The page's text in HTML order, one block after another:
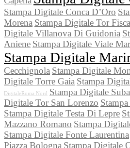
Stampa Digitale Conca D’Oro
Morena Stampa Digitale Tor
Digitale Villanova Di Guidonia
Aniene Stampa Digitale Viale
Stampa Digitale
Cecchignola Stampa Digitale
Digitale Torre Gaia Stampa
DigitaleRoma Nord
Stampa Digitale
Digitale Tor San Lorenzo
Stampa Digitale Testa Di Lepre
Mazzano Romano Stampa
Stampa Digitale Fonte Laurentina
Piazza Bologna Stampa Digitale